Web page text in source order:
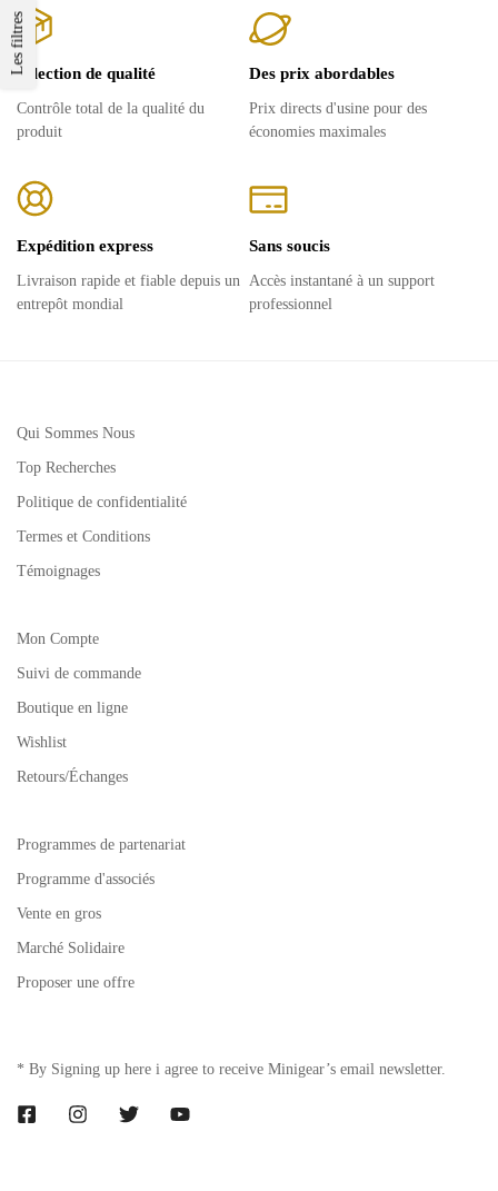
Les filtresSélection de qualité
Contrôle total de la qualité du
produit
Des prix abordables
Prix ​​directs d'usine pour des
économies maximales
Expédition express
Livraison rapide et fiable depuis un
entrepôt mondial
Sans soucis
Accès instantané à un support
professionnel
Qui Sommes Nous
Top Recherches
Politique de confidentialité
Termes et Conditions
Témoignages
Mon Compte
Suivi de commande
Boutique en ligne
Wishlist
Retours/Échanges
Programmes de partenariat
Programme d'associés
Vente en gros
Marché Solidaire
Proposer une offre
* By Signing up here i agree to receive Minigear’s email newsletter.